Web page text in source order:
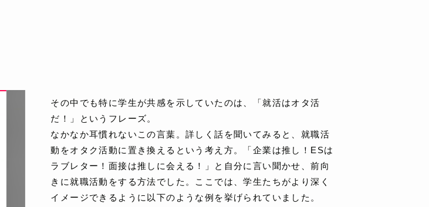
その中でも特に学生が共感を示していたのは、「就活はオタ活
だ！」というフレーズ。
なかなか耳慣れないこの言葉。詳しく話を聞いてみると、就職活
動をオタク活動に置き換えるという考え方。「企業は推し！ESは
ラブレター！面接は推しに会える！」と自分に言い聞かせ、前向
きに就職活動をする方法でした。ここでは、学生たちがより深く
イメージできるように以下のような例を挙げられていました。